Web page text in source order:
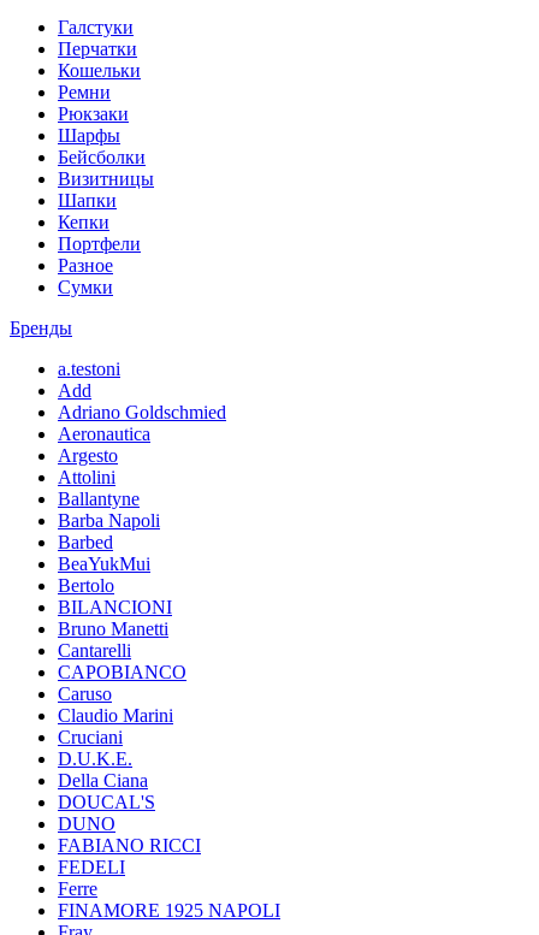
Галстуки
Перчатки
Кошельки
Ремни
Рюкзаки
Шарфы
Бейсболки
Визитницы
Шапки
Кепки
Портфели
Разное
Сумки
Бренды
a.testoni
Add
Adriano Goldschmied
Aeronautica
Argesto
Attolini
Ballantyne
Barba Napoli
Barbed
BeaYukMui
Bertolo
BILANCIONI
Bruno Manetti
Cantarelli
CAPOBIANCO
Caruso
Claudio Marini
Cruciani
D.U.K.E.
Della Ciana
DOUCAL'S
DUNO
FABIANO RICCI
FEDELI
Ferre
FINAMORE 1925 NAPOLI